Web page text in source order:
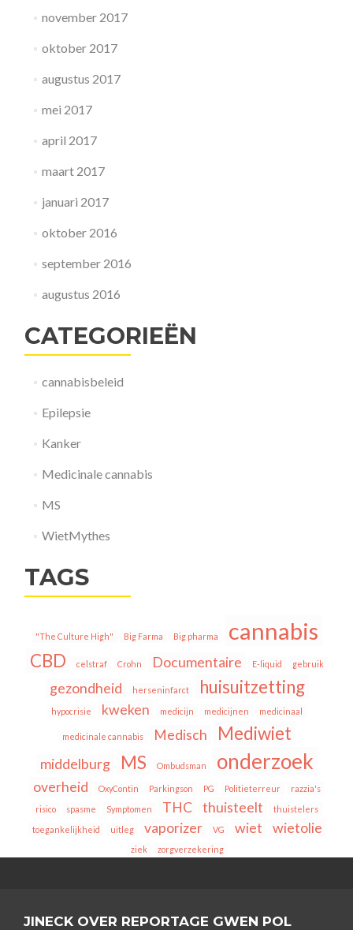
november 2017
oktober 2017
augustus 2017
mei 2017
april 2017
maart 2017
januari 2017
oktober 2016
september 2016
augustus 2016
CATEGORIEËN
cannabisbeleid
Epilepsie
Kanker
Medicinale cannabis
MS
WietMythes
TAGS
"The Culture High" Big Farma Big pharma cannabis
CBD celstraf Crohn Documentaire E-liquid gebruik
gezondheid herseninfarct huisuitzetting
hypocrisie kweken medicijn medicijnen medicinaal
medicinale cannabis Medisch Mediwiet
middelburg MS Ombudsman onderzoek
overheid OxyContin Parkingson PG Politieterreur
razzia's
risico
spasme Symptomen THC thuisteelt
thuistelers
toegankelijkheid
uitleg vaporizer VG wiet wietolie
ziek zorgverzekering
JINECK OVER REPORTAGE GWEN POL